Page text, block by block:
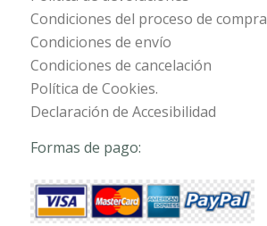
Condiciones del proceso de compra
Condiciones de envío
Condiciones de cancelación
Política de Cookies.
Declaración de Accesibilidad
Formas de pago: